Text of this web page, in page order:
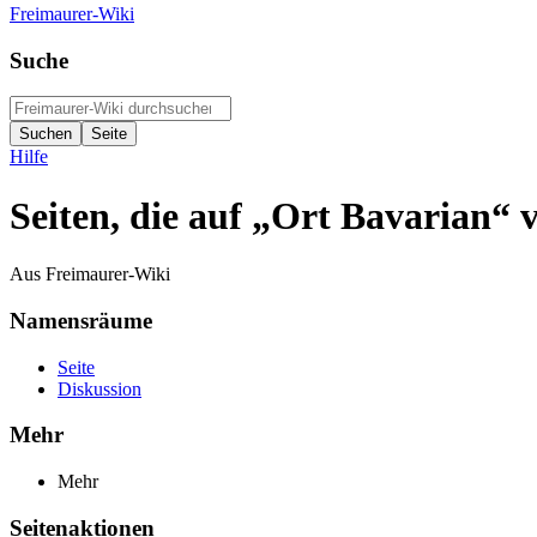
Freimaurer-Wiki
Suche
Hilfe
Seiten, die auf „Ort Bavarian“
Aus Freimaurer-Wiki
Namensräume
Seite
Diskussion
Mehr
Mehr
Seitenaktionen